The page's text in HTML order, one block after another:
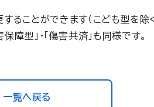
ことができます（こども型を除
保障型」・「傷害共済」も同様です。
一覧へ戻る